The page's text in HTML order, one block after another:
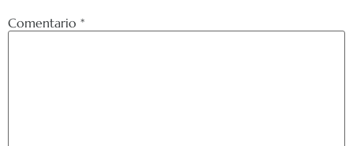
Comentario *